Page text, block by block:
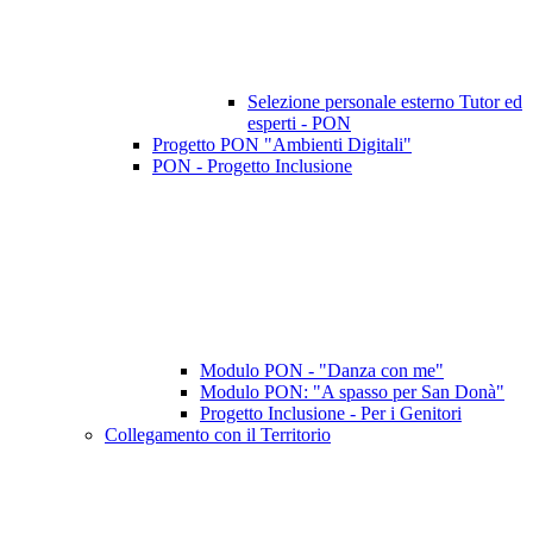
Selezione personale esterno Tutor ed
esperti - PON
Progetto PON "Ambienti Digitali"
PON - Progetto Inclusione
Modulo PON - "Danza con me"
Modulo PON: "A spasso per San Donà"
Progetto Inclusione - Per i Genitori
Collegamento con il Territorio